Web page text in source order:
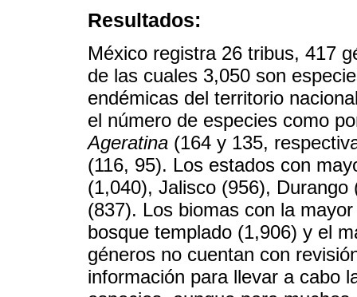
Resultados:
México registra 26 tribus, 417
de las cuales 3,050 son
endémicas del territorio
el número de especies como
Ageratina (164 y 135,
(116, 95). Los estados con
(1,040), Jalisco (956),
(837). Los biomas con la
bosque templado (1,906) y el
géneros no cuentan con
información para llevar a cabo